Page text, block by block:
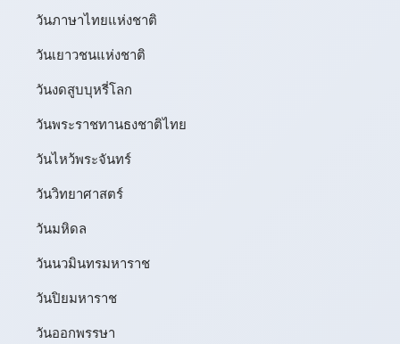
วันภาษาไทยแห่งชาติ
วันเยาวชนแห่งชาติ
วันงดสูบบุหรี่โลก
วันพระราชทานธงชาติไทย
วันไหว้พระจันทร์​
วันวิทยาศาสตร์
วันมหิดล
วันนวมินทรมหาราช
วันปิยมหาราช
วันออกพรรษา